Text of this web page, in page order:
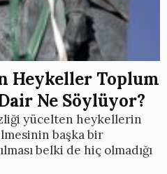
Heykeller Toplum
Ne Söylüyor?
yücelten heykellerin
başka bir
belki de hiç olmadığı